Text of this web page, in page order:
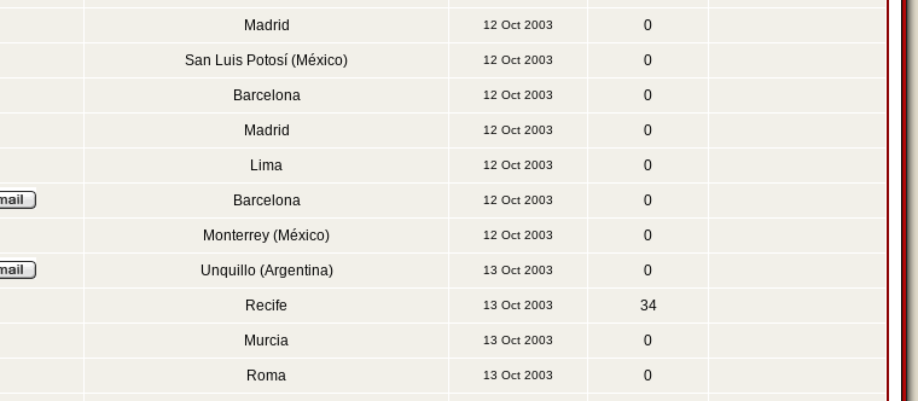
Madrid 12 Oct 2003 0
San Luis Potosí (México) 12 Oct 2003 0
Barcelona 12 Oct 2003 0
Madrid 12 Oct 2003 0
Lima 12 Oct 2003 0
Barcelona 12 Oct 2003 0
Monterrey (México) 12 Oct 2003 0
Unquillo (Argentina) 13 Oct 2003 0
Recife 13 Oct 2003 34
Murcia 13 Oct 2003 0
Roma 13 Oct 2003 0